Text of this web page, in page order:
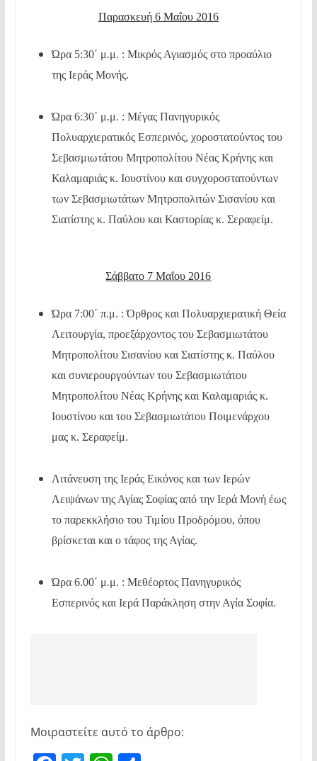
Παρασκευή 6 Μαΐου 2016
Ώρα 5:30΄ μ.μ. : Μικρός Αγιασμός στο προαύλιο
της Ιεράς Μονής.
Ώρα 6:30΄ μ.μ. : Μέγας Πανηγυρικός
Πολυαρχιερατικός Εσπερινός, χοροστατούντος του
Σεβασμιωτάτου Μητροπολίτου Νέας Κρήνης και
Καλαμαριάς κ. Ιουστίνου και συγχοροστατούντων
των Σεβασμιωτάτων Μητροπολιτών Σισανίου και
Σιατίστης κ. Παύλου και Καστορίας κ. Σεραφείμ.
Σάββατο 7 Μαΐου 2016
Ώρα 7:00΄ π.μ. : Όρθρος και Πολυαρχιερατική Θεία
Λειτουργία, προεξάρχοντος του Σεβασμιωτάτου
Μητροπολίτου Σισανίου και Σιατίστης κ. Παύλου
και συνιερουργούντων του Σεβασμιωτάτου
Μητροπολίτου Νέας Κρήνης και Καλαμαριάς κ.
Ιουστίνου και του Σεβασμιωτάτου Ποιμενάρχου
μας κ. Σεραφείμ.
Λιτάνευση της Ιεράς Εικόνος και των Ιερών
Λειψάνων της Αγίας Σοφίας από την Ιερά Μονή έως
το παρεκκλήσιο του Τιμίου Προδρόμου, όπου
βρίσκεται και ο τάφος της Αγίας.
Ώρα 6.00΄ μ.μ. : Μεθέορτος Πανηγυρικός
Εσπερινός και Ιερά Παράκληση στην Αγία Σοφία.
Μοιραστείτε αυτό το άρθρο: